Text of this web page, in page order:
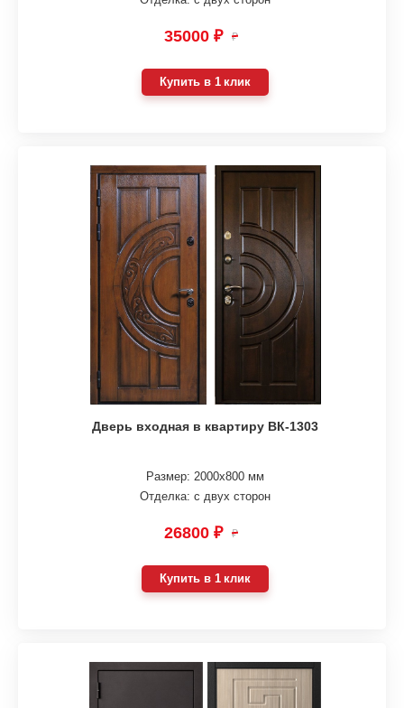
35000 ₽ ₽
Купить в 1 клик
Дверь входная в квартиру ВК-1303
Размер: 2000х800 мм
Отделка: с двух сторон
26800 ₽ ₽
Купить в 1 клик